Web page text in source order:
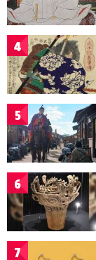
4
5
6
7